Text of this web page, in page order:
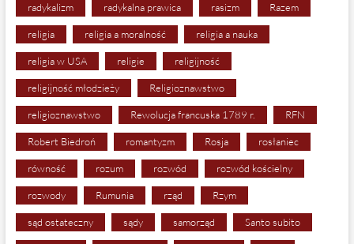
radykalizm radykalna prawica rasizm Razem
religia religia a moralność religia a nauka
religia w USA religie religijność
religijność młodzieży Religioznawstwo
religioznawstwo Rewolucja francuska 1789 r. RFN
Robert Biedroń romantyzm Rosja rosłaniec
równość rozum rozwód rozwód kościelny
rozwody Rumunia rząd Rzym
sąd ostateczny sądy samorząd Santo subito